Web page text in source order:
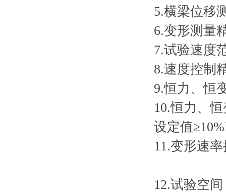
5.横梁位移
6.变形测量
7.试验速度
8.速度控制
9.恒力、恒
10.恒力、
设定值
11.变形速
12.试验空